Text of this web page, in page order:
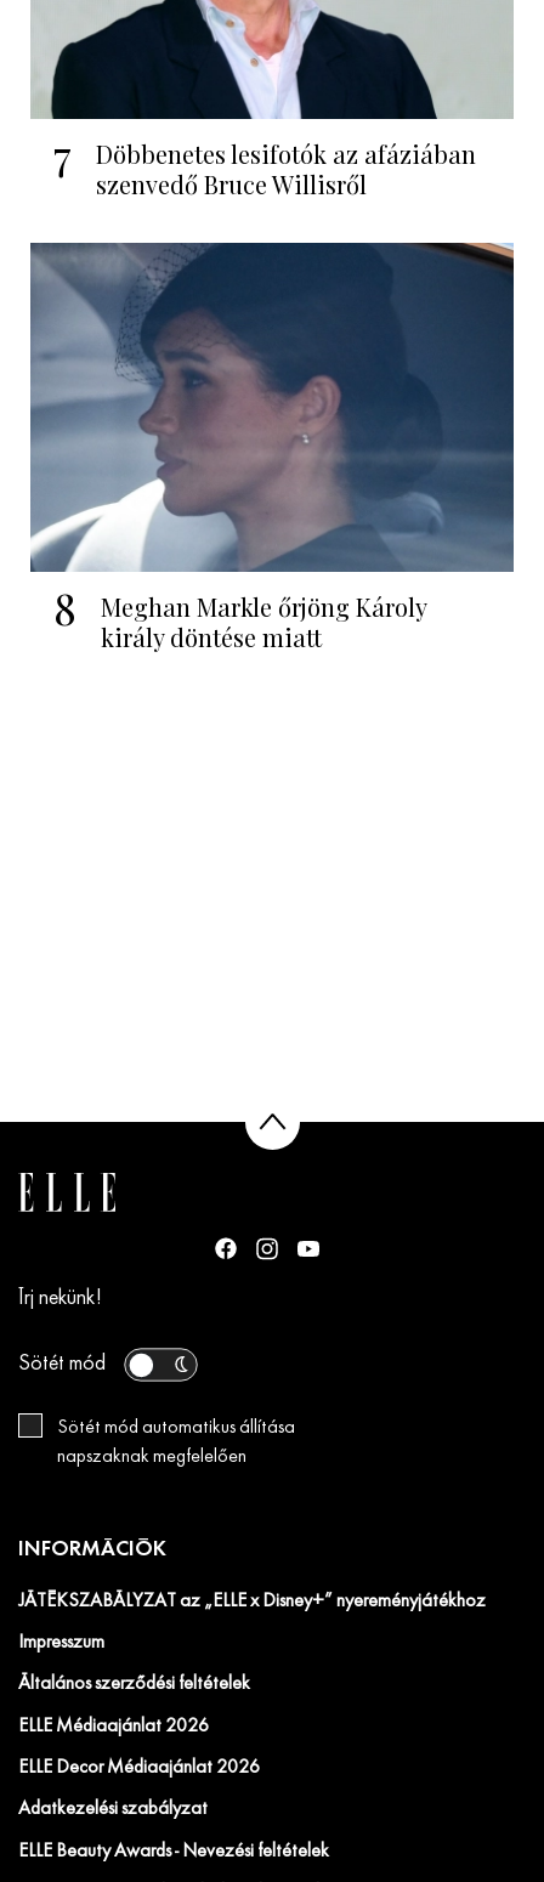
7
Döbbenetes lesifotók az afáziában
szenvedő Bruce Willisről
8
Meghan Markle őrjöng Károly
király döntése miatt
Írj nekünk!
Sötét mód
Sötét mód automatikus állítása
napszaknak megfelelően
INFORMÁCIÓK
JÁTÉKSZABÁLYZAT az „ELLE x Disney+” nyereményjátékhoz
Impresszum
Általános szerződési feltételek
ELLE Médiaajánlat 2026
ELLE Decor Médiaajánlat 2026
Adatkezelési szabályzat
ELLE Beauty Awards - Nevezési feltételek